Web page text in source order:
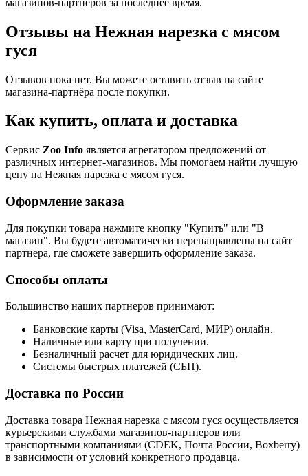
Отзывы на Нежная нарезка с мясом
гуся
Отзывов пока нет. Вы можете оставить отзыв на сайте
магазина-партнёра после покупки.
Как купить, оплата и доставка
Сервис Zoo Info является агрегатором предложений от
различных интернет-магазинов. Мы помогаем найти лучшую
цену на Нежная нарезка с мясом гуся.
Оформление заказа
Для покупки товара нажмите кнопку "Купить" или "В
магазин". Вы будете автоматически перенаправлены на сайт
партнера, где сможете завершить оформление заказа.
Способы оплаты
Большинство наших партнеров принимают:
Банковские карты (Visa, MasterCard, МИР) онлайн.
Наличные или карту при получении.
Безналичный расчет для юридических лиц.
Системы быстрых платежей (СБП).
Доставка по России
Доставка товара Нежная нарезка с мясом гуся осуществляется
курьерскими службами магазинов-партнеров или
транспортными компаниями (CDEK, Почта России, Boxberry)
в зависимости от условий конкретного продавца.